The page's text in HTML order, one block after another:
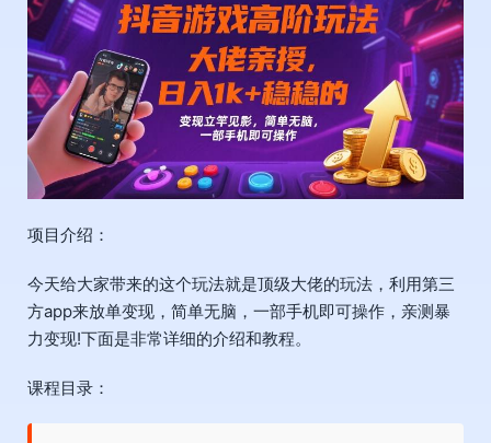
项目介绍：
今天给大家带来的这个玩法就是顶级大佬的玩法，利用第三
方app来放单变现，简单无脑，一部手机即可操作，亲测暴
力变现!下面是非常详细的介绍和教程。
课程目录：